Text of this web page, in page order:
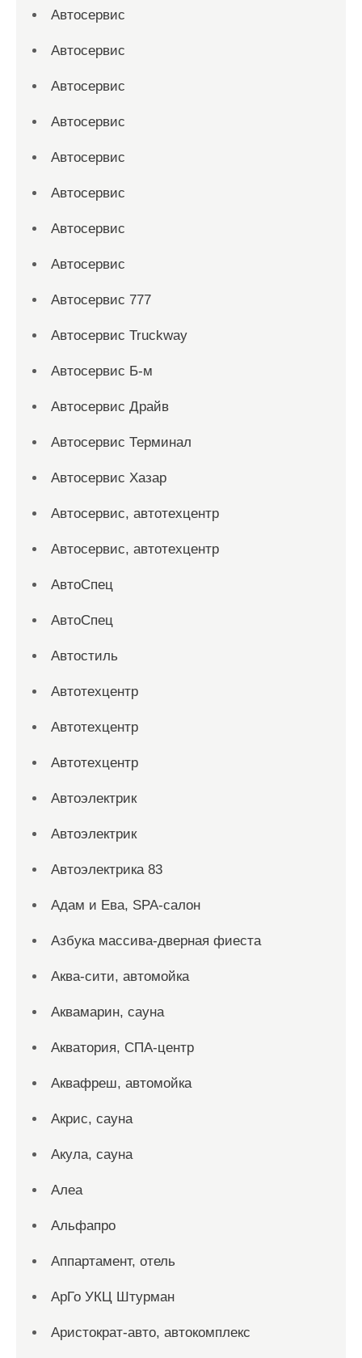
Автосервис
Автосервис
Автосервис
Автосервис
Автосервис
Автосервис
Автосервис
Автосервис
Автосервис 777
Автосервис Truckway
Автосервис Б-м
Автосервис Драйв
Автосервис Терминал
Автосервис Хазар
Автосервис, автотехцентр
Автосервис, автотехцентр
АвтоСпец
АвтоСпец
Автостиль
Автотехцентр
Автотехцентр
Автотехцентр
Автоэлектрик
Автоэлектрик
Автоэлектрика 83
Адам и Ева, SPA-салон
Азбука массива-дверная фиеста
Аква-сити, автомойка
Аквамарин, сауна
Акватория, СПА-центр
Аквафреш, автомойка
Акрис, сауна
Акула, сауна
Алеа
Альфапро
Аппартамент, отель
АрГо УКЦ Штурман
Аристократ-авто, автокомплекс